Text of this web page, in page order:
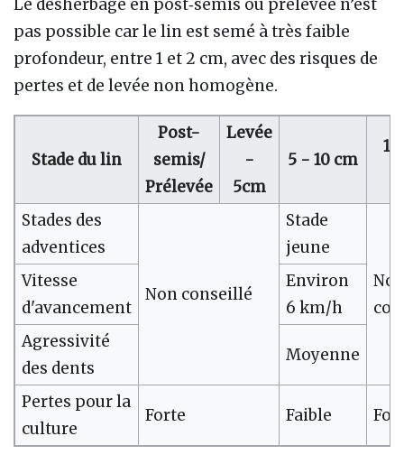
Le désherbage en post‐semis ou prélevée n’est
pas possible car le lin est semé à très faible
profondeur, entre 1 et 2 cm, avec des risques de
pertes et de levée non homogène.
Stade du lin
Post-
semis/
Prélevée
Levée
-
5cm
5 - 10 cm
Stades des
adventices
Non conseillé
Stade
jeune
Vitesse
d'avancement
Environ
6 km/h
Agressivité
des dents
Moyenne
Pertes pour la
culture
Forte Faible